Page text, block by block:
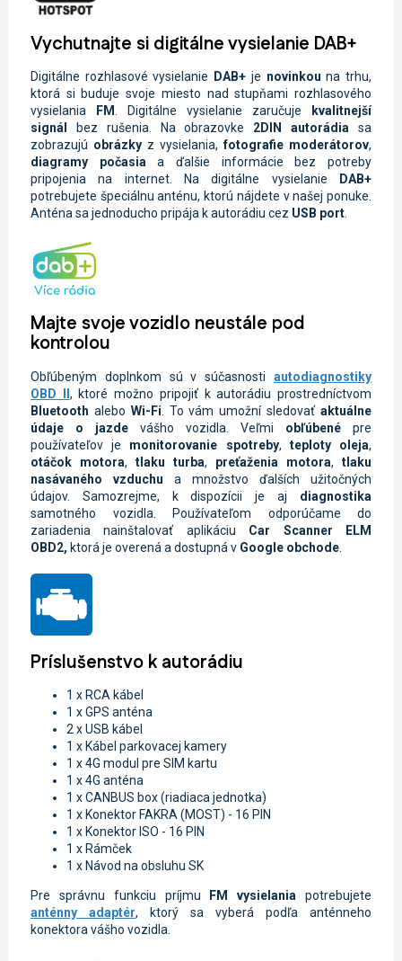
Vychutnajte si digitálne vysielanie DAB+
Digitálne rozhlasové vysielanie DAB+ je novinkouna trhu,
ktorá si buduje svoje miesto nad stupňami rozhlasového
vysielania
FM. Digitálne vysielanie zaručuje
kvalitnejší
signál
bez rušenia. Na obrazovke 2DIN autorádia
sa
zobrazujú obrázky z vysielania,fotografie moderátorov,
diagramy počasiaa ďalšie informácie bez potreby
pripojenia na internet. Na digitálne vysielanie
DAB+
potrebujete špeciálnu anténu, ktorú nájdete v našej ponuke.
Anténa sa jednoducho pripája k autorádiu cez USB port.
Majte svoje vozidlo neustále pod
kontrolou
Obľúbeným doplnkom sú v súčasnosti autodiagnostiky
OBD II , ktoré možno pripojiť k autorádiu prostredníctvom
Bluetooth alebo Wi-Fi . To vám umožní sledovaťaktuálne
údaje o jazde vášho vozidla. Veľmi obľúbené pre
používateľov je monitorovanie spotreby, teploty oleja,
otáčok motora, tlaku turba, preťaženia motora, tlaku
nasávaného vzduchu a množstvo ďalších užitočných
údajov. Samozrejme, k dispozícii je aj diagnostika
samotného vozidla.
Používateľom odporúčame do
zariadenia nainštalovať aplikáciu Car Scanner ELM
OBD2, ktorá je overená a dostupná v Google obchode
Príslušenstvo k autorádiu
1 x RCA kábel
1 x GPS anténa
2 x USB kábel
1 x Kábel parkovacej kamery
1 x 4G modul pre SIM kartu
1 x 4G anténa
1 x CANBUS box (riadiaca jednotka)
1 x Konektor FAKRA (MOST) - 16 PIN
1 x Konektor ISO - 16 PIN
1 x Rámček
1 x Návod na obsluhu SK
Pre správnu funkciu príjmu FM vysielania potrebujete
anténny adaptér, ktorý sa vyberá podľa anténneho
konektora vášho vozidla.